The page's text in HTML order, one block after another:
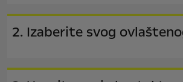
2. Izaberite svog